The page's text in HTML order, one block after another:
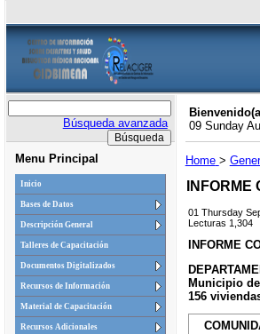
Búsqueda avanzada
Menu Principal
Inicio
Bases de Datos
Descripción General
Talleres de Capacitación
Documentos Digitalizados
Recursos de Información
Material de Capacitación
Recursos Adicionales
09 Sunday
Home >
01 Thursday
Lecturas 1,304
INFORME
Municipio
156